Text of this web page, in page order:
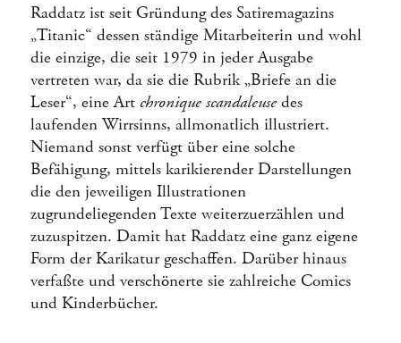
Raddatz ist seit Gründung des Satiremagazins
„Titanic“ dessen ständige Mitarbeiterin und wohl
die einzige, die seit 1979 in jeder Ausgabe
vertreten war, da sie die Rubrik „Briefe an die
Leser“, eine Art chronique scandaleuse des
laufenden Wirrsinns, allmonatlich illustriert.
Niemand sonst verfügt über eine solche
Befähigung, mittels karikierender Darstellungen
die den jeweiligen Illustrationen
zugrundeliegenden Texte weiterzuerzählen und
zuzuspitzen. Damit hat Raddatz eine ganz eigene
Form der Karikatur geschaffen. Darüber hinaus
verfaßte und verschönerte sie zahlreiche Comics
und Kinderbücher.